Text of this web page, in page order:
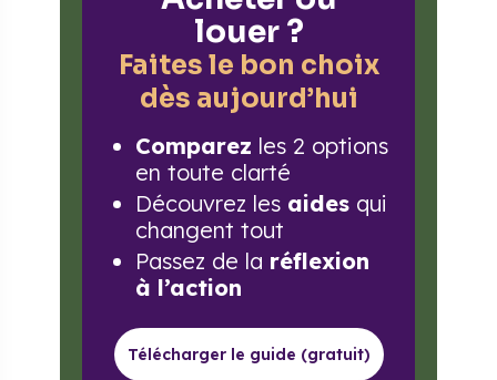
louer ?
Faites le bon choix
dès aujourd’hui
Comparez les 2 options
en toute clarté
Découvrez les aides qui
changent tout
Passez de la réflexion
à l’action
Télécharger le guide (gratuit)